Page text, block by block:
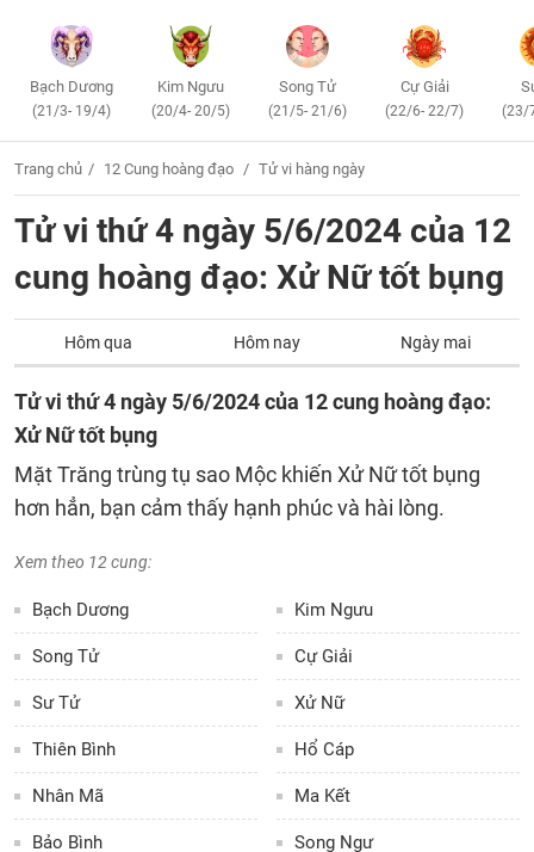
Bạch Dương
(21/3- 19/4)
Kim Ngưu
(20/4- 20/5)
Song Tử
(21/5- 21/6)
Cự Giải
(22/6- 22/7) (23/
Trang chủ 12 Cung hoàng đạo Tử vi hàng ngày
Tử vi thứ 4 ngày 5/6/2024 của 12
cung hoàng đạo: Xử Nữ tốt bụng
Hôm qua Hôm nay Ngày mai
Tử vi thứ 4 ngày 5/6/2024 của 12 cung hoàng đạo:
Xử Nữ tốt bụng
Mặt Trăng trùng tụ sao Mộc khiến Xử Nữ tốt bụng
hơn hẳn, bạn cảm thấy hạnh phúc và hài lòng.
Xem theo 12 cung:
Bạch Dương Kim Ngưu
Song Tử Cự Giải
Sư Tử Xử Nữ
Thiên Bình Hổ Cáp
Nhân Mã Ma Kết
Bảo Bình Song Ngư